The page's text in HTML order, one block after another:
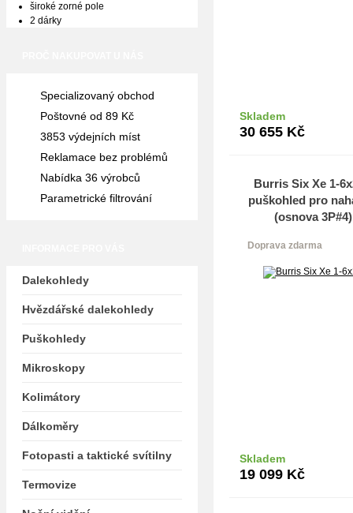
Skladem
30 655 Kč
Burris Six Xe 1-
puškohled pro
(osnova 3P#4)
Doprava zdarma
Skladem
19 099 Kč
široké zorné pole
2 dárky
Specializovaný obchod
Poštovné od 89 Kč
3853 výdejních míst
Reklamace bez problémů
Nabídka 36 výrobců
Parametrické filtrování
Dalekohledy
Hvězdářské dalekohledy
Puškohledy
Mikroskopy
Kolimátory
Dálkoměry
Fotopasti a taktické svítilny
Termovize